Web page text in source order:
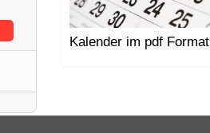
Kalender im pdf Format